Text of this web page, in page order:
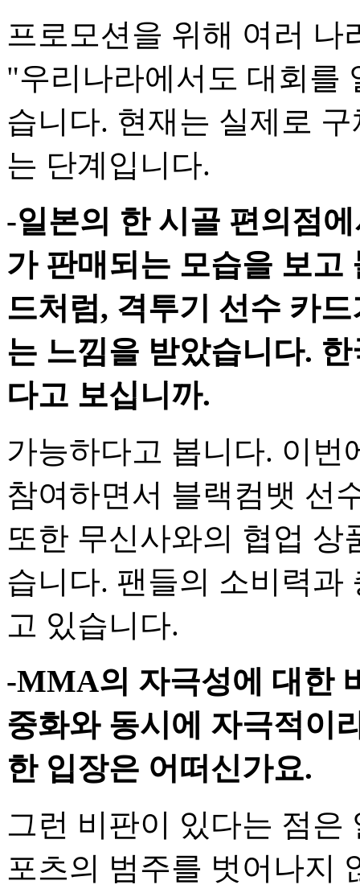
프로모션을 위해 여러 나
"우리나라에서도 대회를
습니다. 현재는 실제로
는 단계입니다.
-일본의 한 시골 편의점
가 판매되는 모습을 보고
드처럼, 격투기 선수 카
는 느낌을 받았습니다.
다고 보십니까.
가능하다고 봅니다. 이번
참여하면서 블랙컴뱃 선
또한 무신사와의 협업 상
습니다. 팬들의 소비력과
고 있습니다.
-MMA의 자극성에 대한
중화와 동시에 자극적이
한 입장은 어떠신가요.
그런 비판이 있다는 점은
포츠의 범주를 벗어나지